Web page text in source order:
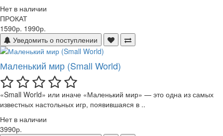
Нет в наличии
ПРОКАТ
1590р. 1990р.
Уведомить о поступлении
Маленький мир (Small World)
«Small World» или иначе «Маленький мир» — это одна из самых
известных настольных игр, появившаяся в ..
Нет в наличии
3990р.